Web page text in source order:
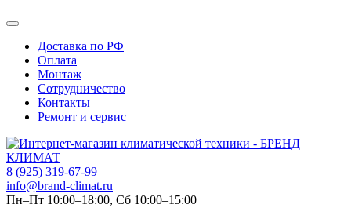
Доставка по РФ
Оплата
Монтаж
Сотрудничество
Контакты
Ремонт и сервис
8 (925) 319-67-99
info@brand-climat.ru
Пн–Пт 10:00–18:00, Сб 10:00–15:00